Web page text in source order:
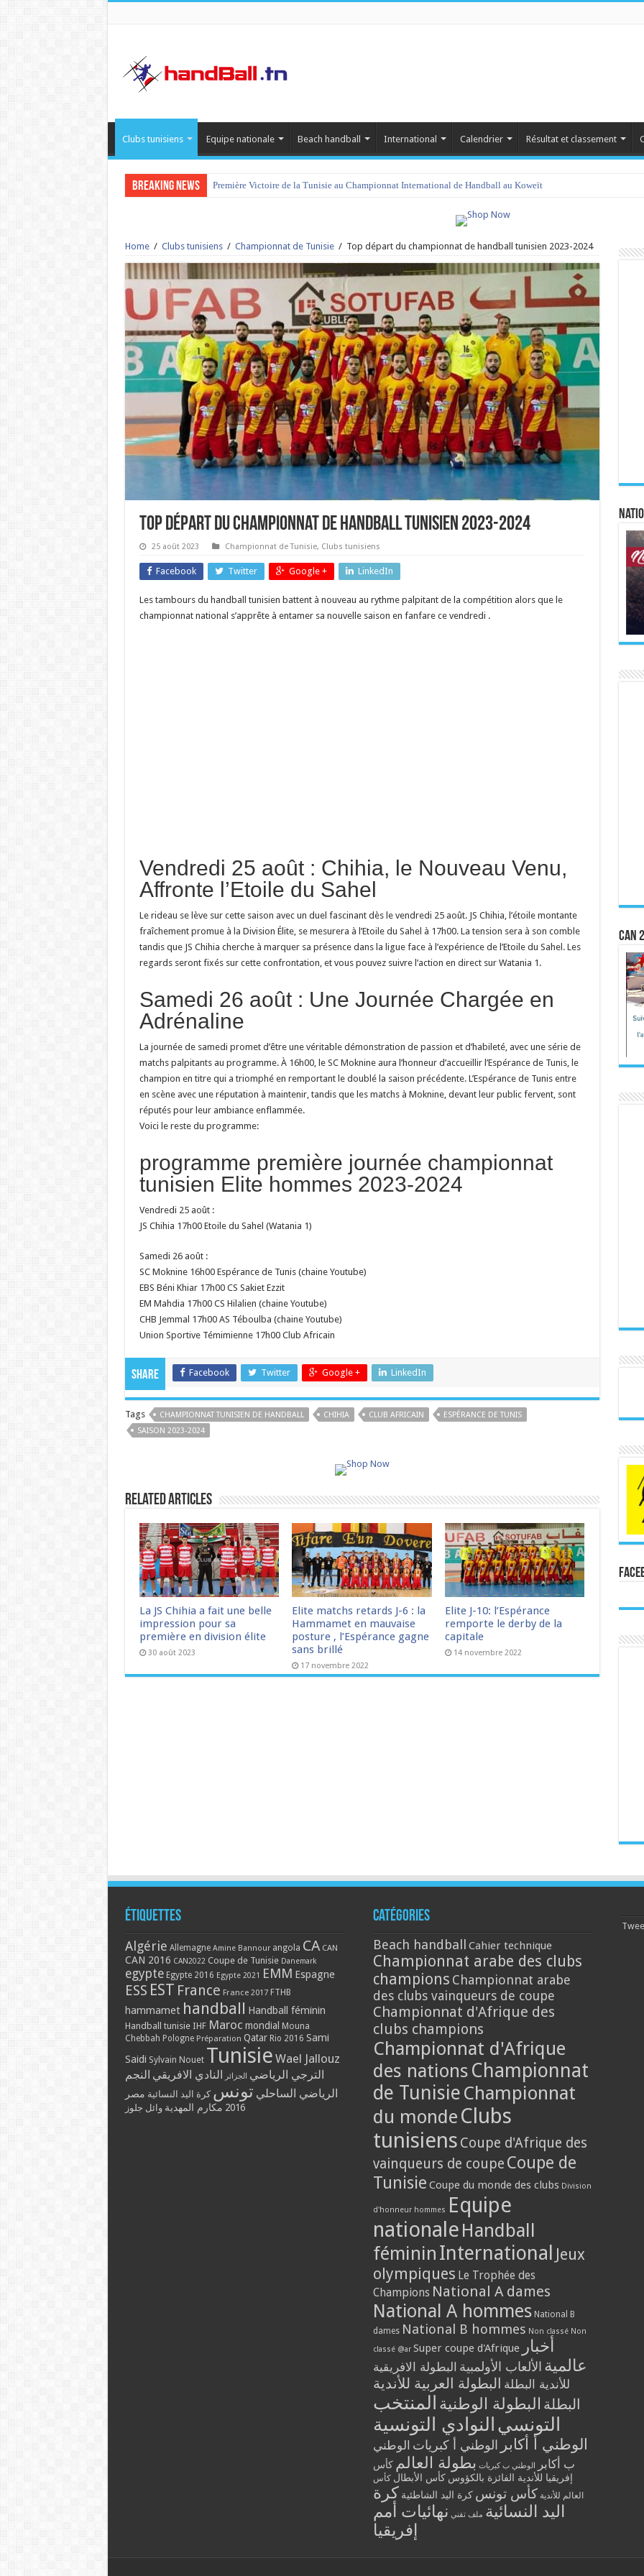
Clubs tunisiens Equipe nationale Beach handball International Calendrier Résultat et classement
Breaking News Première Victoire de la Tunisie au Championnat International de Handball au Koweït
tournoi international Hammamet 2023 : programme et liste des joueurs convoqués
Home / Clubs tunisiens / Championnat de Tunisie / Top départ du championnat de handball tunisien 2023-2024
Top départ du championnat de handball tunisien 2023-2024
25 août 2023 Championnat de Tunisie, Clubs tunisiens
Facebook Twitter Google + LinkedIn
Les tambours du handball tunisien battent à nouveau au rythme palpitant de la compétition alors que le
championnat national s’apprête à entamer sa nouvelle saison en fanfare ce vendredi .
Vendredi 25 août : Chihia, le Nouveau Venu,
Affronte l’Etoile du Sahel
Le rideau se lève sur cette saison avec un duel fascinant dès le vendredi 25 août. JS Chihia, l’étoile montante
fraîchement promue à la Division Élite, se mesurera à l’Etoile du Sahel à 17h00. La tension sera à son comble
tandis que JS Chihia cherche à marquer sa présence dans la ligue face à l’expérience de l’Etoile du Sahel. Les
regards seront fixés sur cette confrontation, et vous pouvez suivre l’action en direct sur Watania 1.
Samedi 26 août : Une Journée Chargée en
Adrénaline
La journée de samedi promet d’être une véritable démonstration de passion et d’habileté, avec une série de
matchs palpitants au programme. À 16h00, le SC Moknine aura l’honneur d’accueillir l’Espérance de Tunis, le
champion en titre qui a triomphé en remportant le doublé la saison précédente. L’Espérance de Tunis entre
en scène avec une réputation à maintenir, tandis que les matchs à Moknine, devant leur public fervent, sont
réputés pour leur ambiance enflammée.
Voici le reste du programme:
programme première journée championnat
tunisien Elite hommes 2023-2024
Vendredi 25 août :
JS Chihia 17h00 Etoile du Sahel (Watania 1)
Samedi 26 août :
SC Moknine 16h00 Espérance de Tunis (chaine Youtube)
EBS Béni Khiar 17h00 CS Sakiet Ezzit
EM Mahdia 17h00 CS Hilalien (chaine Youtube)
CHB Jemmal 17h00 AS Téboulba (chaine Youtube)
Union Sportive Témimienne 17h00 Club Africain
Share Facebook Twitter Google + LinkedIn
Tags CHAMPIONNAT TUNISIEN DE HANDBALL CHIHIA CLUB AFRICAIN
ESPÉRANCE DE TUNIS
SAISON 2023-2024
Related Articles
La JS Chihia a fait une belle
impression pour sa
première en division élite
30 août 2023
Elite matchs retards J-6 : la
Hammamet en mauvaise
posture , l’Espérance gagne
sans brillé
17 novembre 2022
Elite J-10: l’Espérance
remporte le derby de la
capitale
14 novembre 2022
CAN
Étiquettes
Algérie Allemagne Amine Bannour angola CA CAN
CAN 2016 CAN2022 Coupe de Tunisie Danemark
egypte Egypte 2016 Egypte 2021 EMM Espagne
ESS EST France France 2017 FTHB
hammamet handball Handball féminin
Handball tunisie IHF Maroc mondial Mouna
Chebbah Pologne Préparation Qatar Rio 2016 Sami
Saidi Sylvain Nouet Tunisie Wael Jallouz
الترجي الرياضي الجزائر النادي الافريقي النجم
الرياضي الساحلي تونس كرة اليد النسائية مصر
2016 مكارم المهدية وائل جلوز
Catégories
Beach handball Cahier technique
Championnat arabe des clubs
champions Championnat arabe
des clubs vainqueurs de coupe
Championnat d'Afrique des
clubs champions
Championnat d'Afrique
des nations Championnat
de Tunisie Championnat
du monde Clubs
tunisiens Coupe d'Afrique des
vainqueurs de coupe Coupe de
Tunisie Coupe du monde des clubs Division
d'honneur hommes Equipe
nationale Handball
féminin International Jeux
olympiques Le Trophée des
Champions National A dames
National A hommes National B
dames National B hommes Non classé Non
classé @ar Super coupe d'Afrique أخبار
عالمية الألعاب الأولمبية البطولة الافريقية
للأندية البطلة البطولة العربية للأندية
البطلة البطولة الوطنية المنتخب
التونسي النوادي التونسية
الوطني أ أكابر الوطني أ كبريات الوطني
ب أكابر
الوطني ب كبريات بطولة العالم كأس
إفريقيا للأندية الفائزة بالكؤوس كأس الأبطال كأس
العالم للأندية كأس تونس كرة اليد الشاطئية كرة
اليد النسائية ملف تقني نهائيات أمم
إفريقيا